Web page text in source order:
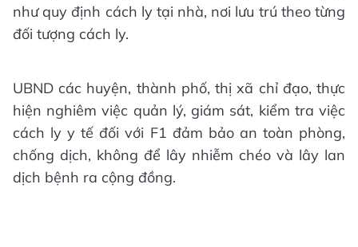
như quy định cách ly tại nhà, nơi lưu trú theo từng
đối tượng cách ly.
UBND các huyện, thành phố, thị xã chỉ đạo, thực
hiện nghiêm việc quản lý, giám sát, kiểm tra việc
cách ly y tế đối với F1 đảm bảo an toàn phòng,
chống dịch, không để lây nhiễm chéo và lây lan
dịch bệnh ra cộng đồng.